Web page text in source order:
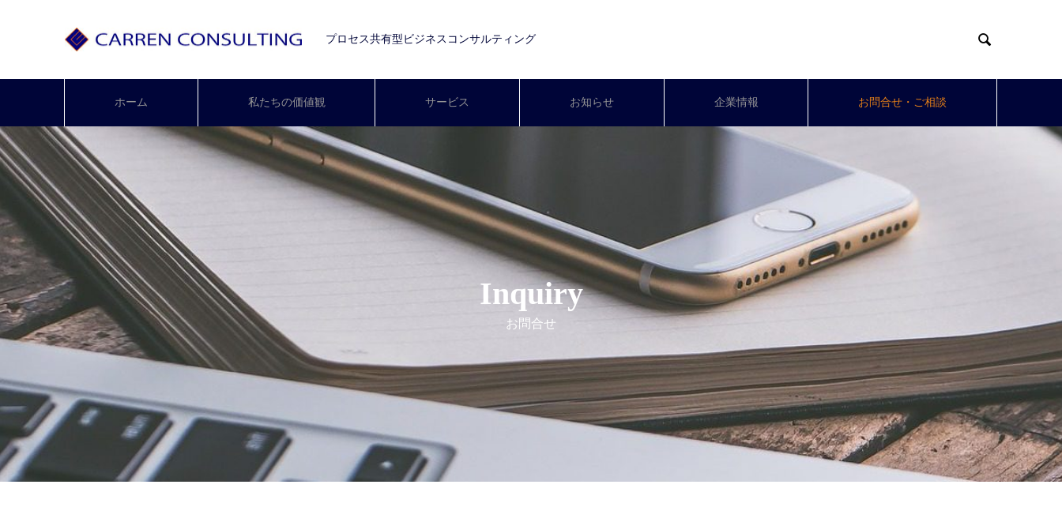
プロセス共有型ビジネスコンサルティング 
ホーム 私たちの価値観 サービス お知らせ 企業情報 お問合せ・ご相談
Inquiry
お問合せ